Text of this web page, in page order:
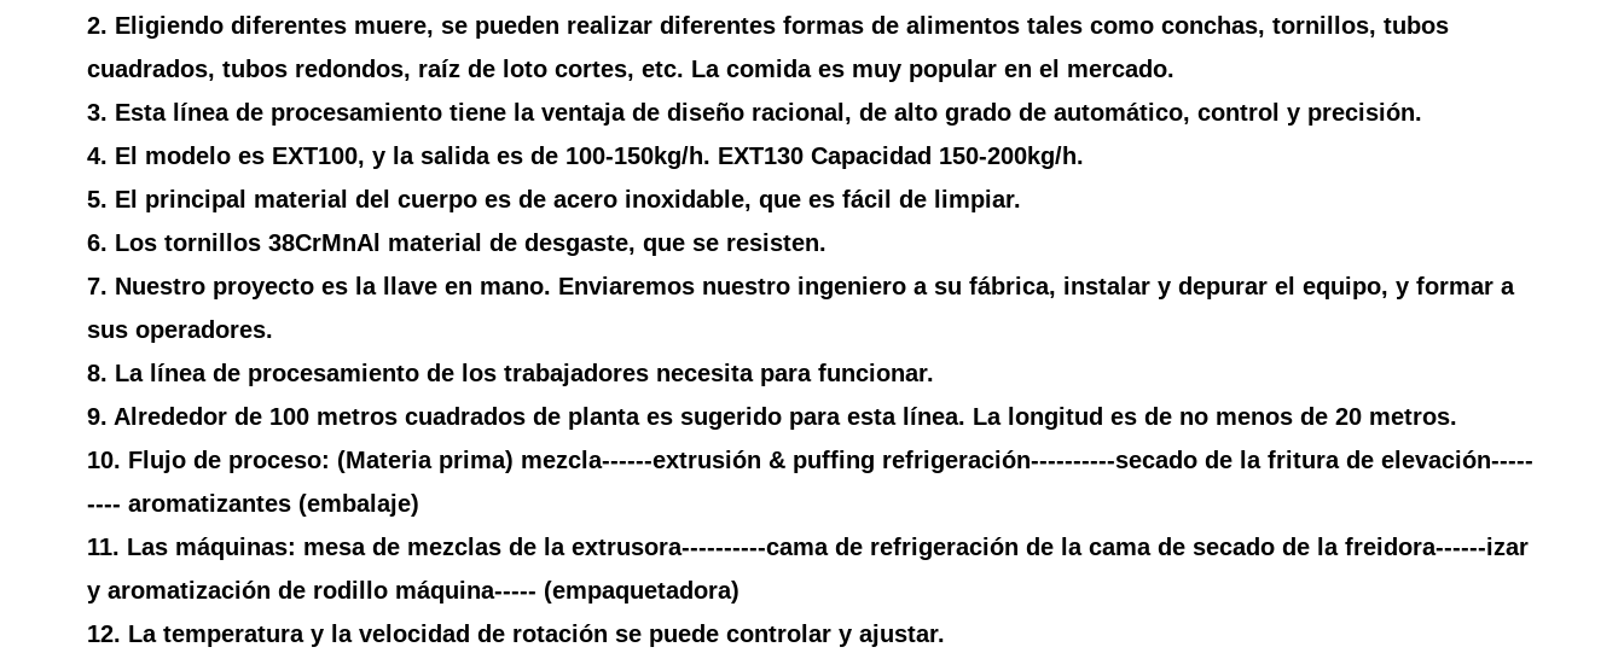
2. Eligiendo diferentes muere, se pueden realizar diferentes formas de alimentos tales como conchas, tornillos, tubos
cuadrados, tubos redondos, raíz de loto cortes, etc. La comida es muy popular en el mercado.
3. Esta línea de procesamiento tiene la ventaja de diseño racional, de alto grado de automático, control y precisión.
4. El modelo es EXT100, y la salida es de 100-150kg/h. EXT130 Capacidad 150-200kg/h.
5. El principal material del cuerpo es de acero inoxidable, que es fácil de limpiar.
6. Los tornillos 38CrMnAl material de desgaste, que se resisten.
7. Nuestro proyecto es la llave en mano. Enviaremos nuestro ingeniero a su fábrica, instalar y depurar el equipo, y formar a
sus operadores.
8. La línea de procesamiento de los trabajadores necesita para funcionar.
9. Alrededor de 100 metros cuadrados de planta es sugerido para esta línea. La longitud es de no menos de 20 metros.
10. Flujo de proceso: (Materia prima) mezcla------extrusión & puffing refrigeración----------secado de la fritura de elevación-----
---- aromatizantes (embalaje)
11. Las máquinas: mesa de mezclas de la extrusora----------cama de refrigeración de la cama de secado de la freidora------izar
y aromatización de rodillo máquina----- (empaquetadora)
12. La temperatura y la velocidad de rotación se puede controlar y ajustar.